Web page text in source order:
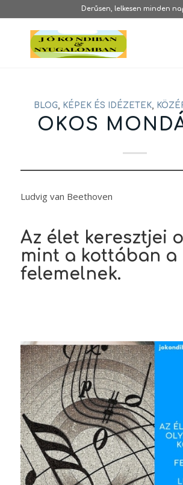
Derűsen, lelkesen minden
BLOG, KÉPEK ÉS IDÉZETEK,
OKOS
Ludvig van Beethoven
Az élet keresztjei
mint a kottában a
felemelnek.